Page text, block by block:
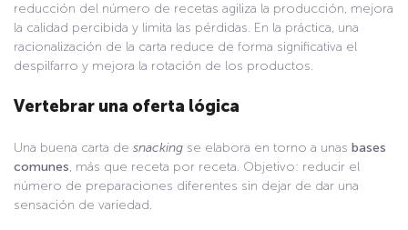
reducción del número de recetas agiliza la producción, mejora
la calidad percibida y limita las pérdidas. En la práctica, una
racionalización de la carta reduce de forma significativa el
despilfarro y mejora la rotación de los productos.
Vertebrar una oferta lógica
Una buena carta de snacking se elabora en torno a unas bases
comunes, más que receta por receta. Objetivo: reducir el
número de preparaciones diferentes sin dejar de dar una
sensación de variedad.